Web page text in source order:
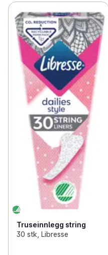
Truseinnlegg string
30 stk, Libresse